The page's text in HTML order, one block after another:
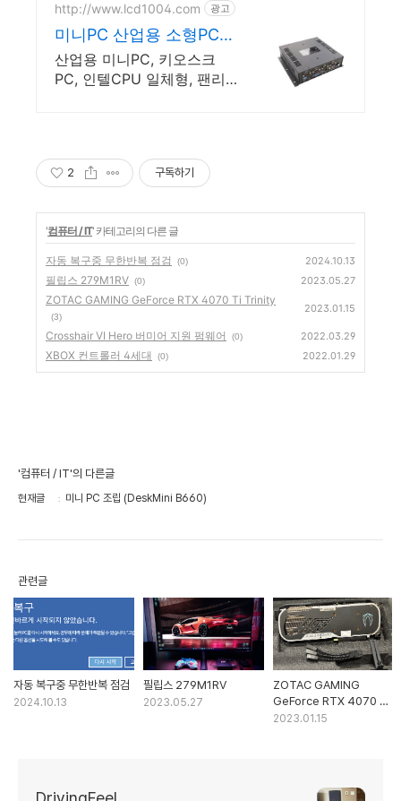
다 상품 매일 10만 개 이상의
신규 상품 업로드
http://www.lcd1004.com 광고
미니PC 산업용 소형PC
산업용 모니터 제조전문
산업용 미니PC, 키오스크
PC, 인텔CPU 일체형, 팬리
큐브형 박스PC
2 구독하기
'컴퓨터 / IT' 카테고리의 다른 글
자동 복구중 무한반복 점검 (0) 2024.10.13
필립스 279M1RV (0) 2023.05.27
ZOTAC GAMING GeForce RTX 4070 Ti Trinity
(3)
2023.01.15
Crosshair VI Hero 버미어 지원 펌웨어 (0) 2022.03.29
XBOX 컨트롤러 4세대 (0) 2022.01.29
'컴퓨터 / IT'의 다른글
현재글 미니 PC 조립 (DeskMini B660)
관련글
자동 복구중 무한반복 점검
2024.10.13
필립스 279M1RV
2023.05.27
ZOTAC GAMING
GeForce RTX 4070 Ti
Trinity
2023.01.15